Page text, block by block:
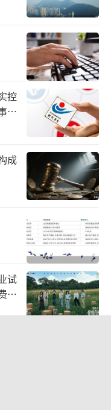
音，对药企是挑
亿的市场，足以
，及时应对。
涉及医保定点的
有终端只不过是
任编辑：zx0600）
控
务
成
试
反